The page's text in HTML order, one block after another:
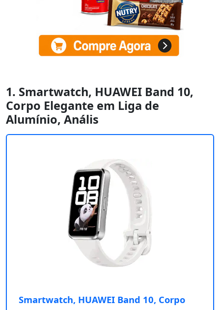
1. Smartwatch, HUAWEI Band 10,
Corpo Elegante em Liga de
Alumínio, Anális
Smartwatch, HUAWEI Band 10, Corpo